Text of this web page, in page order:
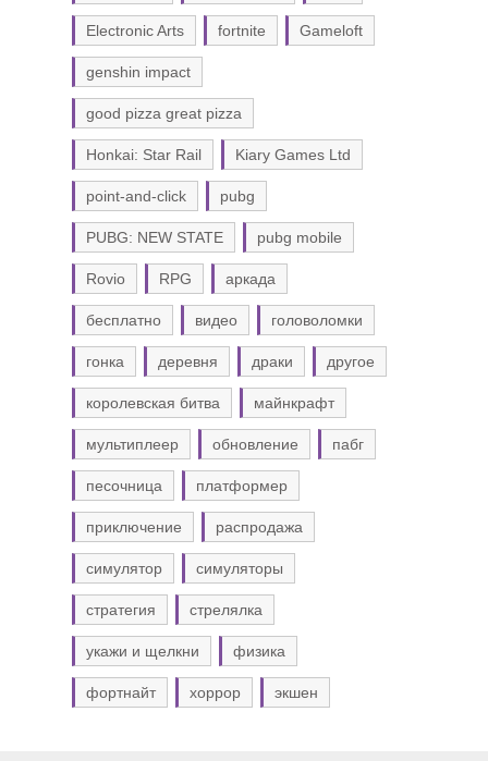
Electronic Arts fortnite Gameloft
genshin impact
good pizza great pizza
Honkai: Star Rail Kiary Games Ltd
point-and-click pubg
PUBG: NEW STATE pubg mobile
Rovio RPG аркада
бесплатно видео головоломки
гонка деревня драки другое
королевская битва майнкрафт
мультиплеер обновление пабг
песочница платформер
приключение распродажа
симулятор симуляторы
стратегия стрелялка
укажи и щелкни физика
фортнайт хоррор экшен